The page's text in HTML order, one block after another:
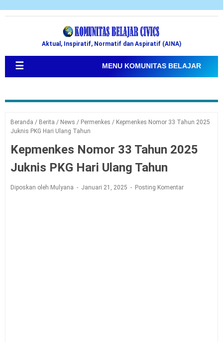
Aktual, Inspiratif, Normatif dan Aspiratif (AINA)
☰ MENU KOMUNITAS BELAJAR
Beranda / Berita / News / Permenkes / Kepmenkes Nomor 33 Tahun 2025
Juknis PKG Hari Ulang Tahun
Kepmenkes Nomor 33 Tahun 2025
Juknis PKG Hari Ulang Tahun
Diposkan oleh Mulyana Januari 21, 2025 Posting Komentar